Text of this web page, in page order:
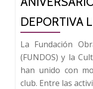
DEPORTIVA
La Fundación
(FUNDOS) y la
han unido con
club. Entre las